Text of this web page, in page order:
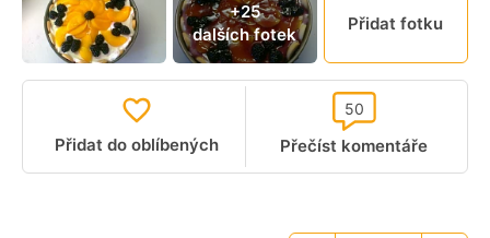
+25
dalších fotek
Přidat fotku
Přidat do oblíbených Přečíst komentáře
50